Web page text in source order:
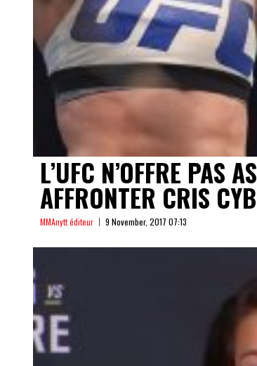
L’UFC N’OFFRE PAS
AFFRONTER CRIS
MMAnytt éditeur 9 November, 2017 07:13